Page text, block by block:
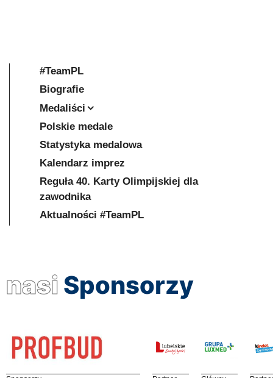
#TeamPL
Biografie
Medaliści
Polskie medale
Statystyka medalowa
Kalendarz imprez
Reguła 40. Karty Olimpijskiej dla
zawodnika
Aktualności #TeamPL
nasi Sponsorzy